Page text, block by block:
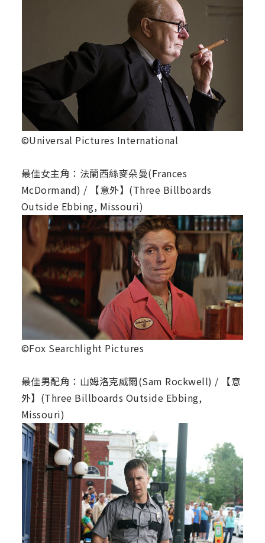
©Universal Pictures International
最佳女主角：法蘭西絲麥朵曼(Frances
McDormand) / 【意外】(Three Billboards
Outside Ebbing, Missouri)
©Fox Searchlight Pictures
最佳男配角：山姆洛克威爾(Sam Rockwell) / 【意
外】(Three Billboards Outside Ebbing,
Missouri)